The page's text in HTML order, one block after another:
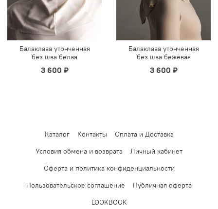
Балаклава утонченная
без шва белая
3 600 ₽
Балаклава утонченная
без шва бежевая
3 600 ₽
Каталог Контакты
Оплата и Доставка
Условия обмена и возврата
Личный кабинет
Оферта и политика конфиденциальности
Пользовательское соглашение
Публичная оферта
LOOKBOOK